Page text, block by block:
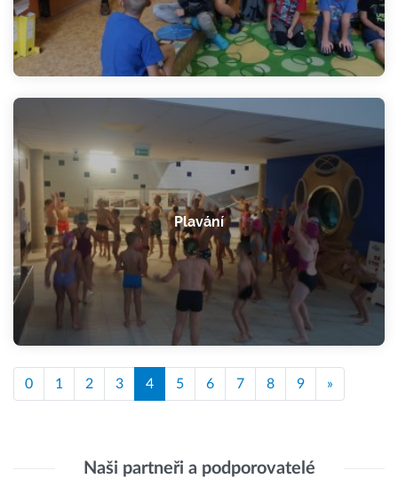
Plavání
0 1 2 3 4 5 6 7 8 9 »
Naši partneři a podporovatelé